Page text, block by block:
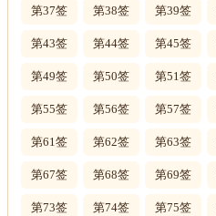
第37签 第38签 第39签
第43签 第44签 第45签
第49签 第50签 第51签
第55签 第56签 第57签
第61签 第62签 第63签
第67签 第68签 第69签
第73签 第74签 第75签